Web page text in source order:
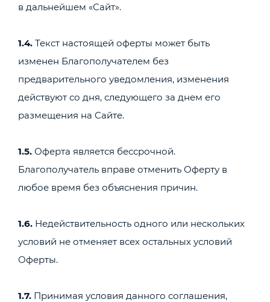
в дальнейшем «Сайт».
1.4. Текст настоящей оферты может быть
изменен Благополучателем без
предварительного уведомления, изменения
действуют со дня, следующего за днем его
размещения на Сайте.
1.5. Оферта является бессрочной.
Благополучатель вправе отменить Оферту в
любое время без объяснения причин.
1.6. Недействительность одного или нескольких
условий не отменяет всех остальных условий
Оферты.
1.7. Принимая условия данного соглашения,